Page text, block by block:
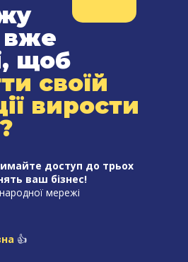
вже
щоб
своїй
вирости
доступ до трьох
ваш бізнес!
мережі
на 👍